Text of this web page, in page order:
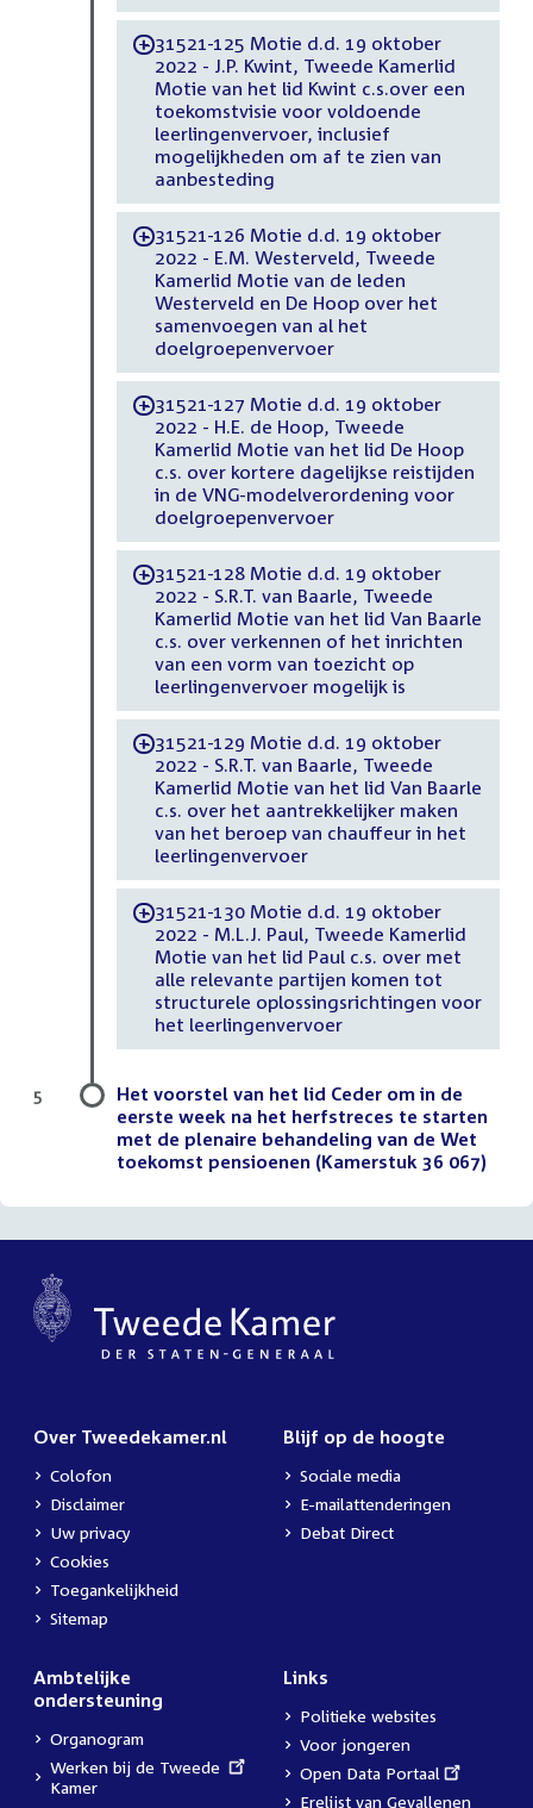
-31521-125 Motie d.d. 19 oktober
2022 - J.P. Kwint, Tweede Kamerlid
Motie van het lid Kwint c.s.over een
toekomstvisie voor voldoende
leerlingenvervoer, inclusief
mogelijkheden om af te zien van
aanbesteding
-31521-126 Motie d.d. 19 oktober
2022 - E.M. Westerveld, Tweede
Kamerlid Motie van de leden
Westerveld en De Hoop over het
samenvoegen van al het
doelgroepenvervoer
-31521-127 Motie d.d. 19 oktober
2022 - H.E. de Hoop, Tweede
Kamerlid Motie van het lid De Hoop
c.s. over kortere dagelijkse reistijden
in de VNG-modelverordening voor
doelgroepenvervoer
-31521-128 Motie d.d. 19 oktober
2022 - S.R.T. van Baarle, Tweede
Kamerlid Motie van het lid Van Baarle
c.s. over verkennen of het inrichten
van een vorm van toezicht op
leerlingenvervoer mogelijk is
-31521-129 Motie d.d. 19 oktober
2022 - S.R.T. van Baarle, Tweede
Kamerlid Motie van het lid Van Baarle
c.s. over het aantrekkelijker maken
van het beroep van chauffeur in het
leerlingenvervoer
-31521-130 Motie d.d. 19 oktober
2022 - M.L.J. Paul, Tweede Kamerlid
Motie van het lid Paul c.s. over met
alle relevante partijen komen tot
structurele oplossingsrichtingen voor
het leerlingenvervoer
Het voorstel van het lid Ceder om in de
eerste week na het herfstreces te starten
met de plenaire behandeling van de Wet
toekomst pensioenen (Kamerstuk 36 067)
5
Over Tweedekamer.nl
Colofon
Disclaimer
Uw privacy
Cookies
Toegankelijkheid
Sitemap
Blijf op de hoogte
Sociale media
E-mailattenderingen
Debat Direct
Ambtelijke
ondersteuning
Organogram
External
link:
Werken bij de Tweede
Kamer
Links
Politieke websites
Voor jongeren
External
link:
Open Data Portaal
Erelijst van Gevallenen